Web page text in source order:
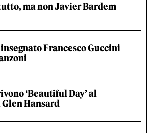
ma non Javier Bardem
insegnato Francesco Guccini
‘Beautiful Day’ al
Hansard